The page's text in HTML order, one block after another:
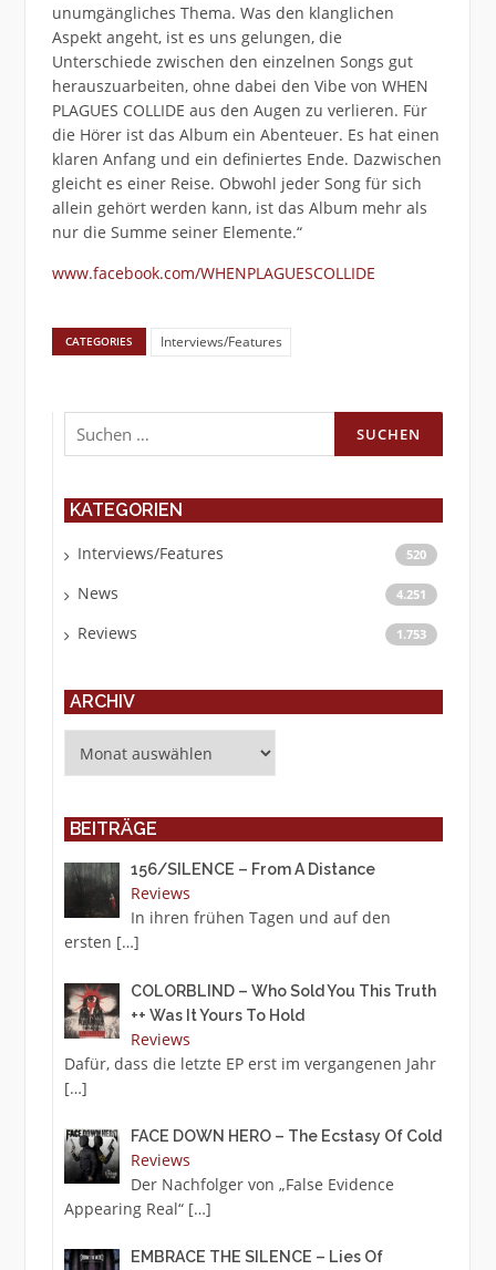
unumgängliches Thema. Was den klanglichen
Aspekt angeht, ist es uns gelungen, die
Unterschiede zwischen den einzelnen Songs gut
herauszuarbeiten, ohne dabei den Vibe von WHEN
PLAGUES COLLIDE aus den Augen zu verlieren. Für
die Hörer ist das Album ein Abenteuer. Es hat einen
klaren Anfang und ein definiertes Ende. Dazwischen
gleicht es einer Reise. Obwohl jeder Song für sich
allein gehört werden kann, ist das Album mehr als
nur die Summe seiner Elemente.“
www.facebook.com/WHENPLAGUESCOLLIDE
CATEGORIES Interviews/Features
Suchen
nach:
KATEGORIEN
Interviews/Features 520
News 4.251
Reviews 1.753
ARCHIV
BEITRÄGE
156/SILENCE – From A Distance
Reviews
In ihren frühen Tagen und auf den
ersten […]
COLORBLIND – Who Sold You This Truth
++ Was It Yours To Hold
Reviews
Dafür, dass die letzte EP erst im vergangenen Jahr
[…]
FACE DOWN HERO – The Ecstasy Of Cold
Reviews
Der Nachfolger von „False Evidence
Appearing Real“ […]
EMBRACE THE SILENCE – Lies Of